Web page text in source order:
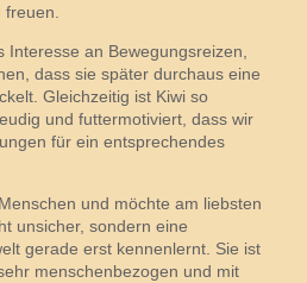
an Bewegungsreizen,
dass sie später durchaus eine
Gleichzeitig ist Kiwi so
und futtermotiviert, dass wir
für ein entsprechendes
und möchte am liebsten
unsicher, sondern eine
gerade erst kennenlernt. Sie ist
menschenbezogen und mit